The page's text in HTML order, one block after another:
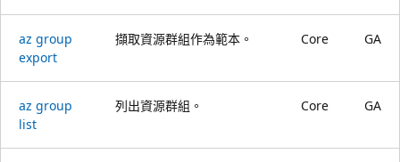
az group
export
擷取資源群組作為範本。 Core GA
az group
list
列出資源群組。 Core GA